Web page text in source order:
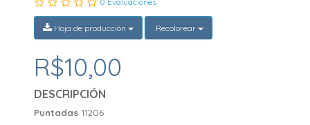
Hoja de producción Recolorear
R$10,00
DESCRIPCIÓN
Puntadas 11206